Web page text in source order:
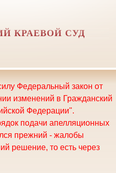
КРАЕВОЙ СУД
Федеральный закон от
изменений в Гражданский
Федерации".
подачи апелляционных
прежний - жалобы
решение, то есть через